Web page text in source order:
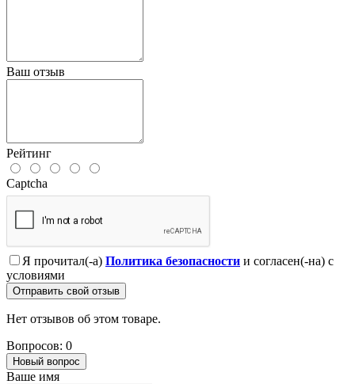
Ваш отзыв
Рейтинг
Captcha
Я прочитал(-а) Политика безопасности и согласен(-на) с
условиями
Отправить свой отзыв
Нет отзывов об этом товаре.
Вопросов: 0
Новый вопрос
Ваше имя